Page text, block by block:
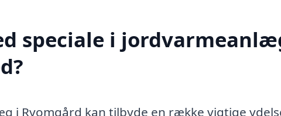
speciale i
i Ryomgård kan tilbyde en række vigtige